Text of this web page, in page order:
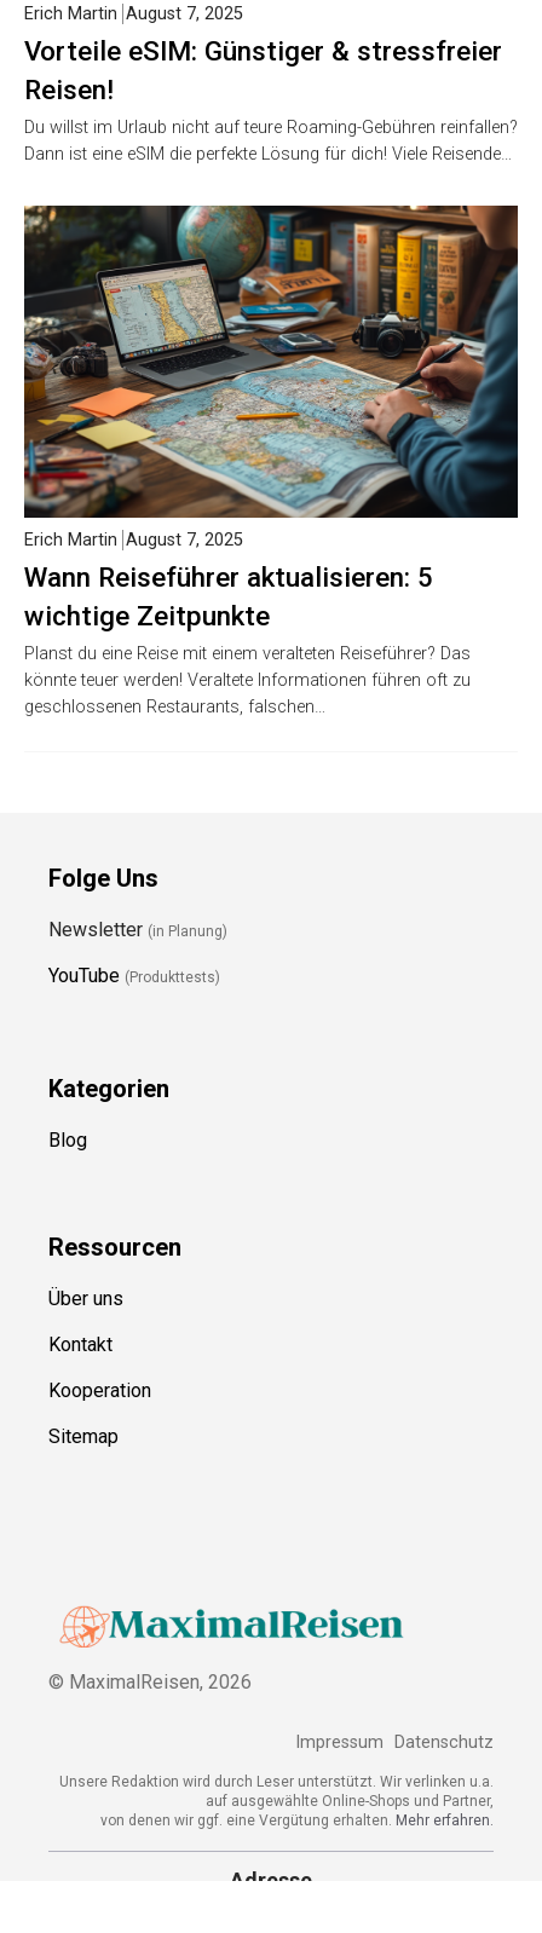
Vorteile eSIM: Günstiger & stressfreier
Reisen!
Erich Martin August 7, 2025
Du willst im Urlaub nicht auf teure Roaming-Gebühren reinfallen?
Dann ist eine eSIM die perfekte Lösung für dich! Viele Reisende…
Wann Reiseführer aktualisieren: 5
wichtige Zeitpunkte
Erich Martin August 7, 2025
Planst du eine Reise mit einem veralteten Reiseführer? Das
könnte teuer werden! Veraltete Informationen führen oft zu
geschlossenen Restaurants, falschen…
Folge Uns
Newsletter (in Planung)
YouTube (Produkttests)
Kategorien
Blog
Ressourcen
Über uns
Kontakt
Kooperation
Sitemap
© MaximalReisen, 2026
Impressum Datenschutz
Unsere Redaktion wird durch Leser unterstützt. Wir verlinken u.a.
auf ausgewählte Online-Shops und Partner,
von denen wir ggf. eine Vergütung erhalten. Mehr erfahren.
Adresse